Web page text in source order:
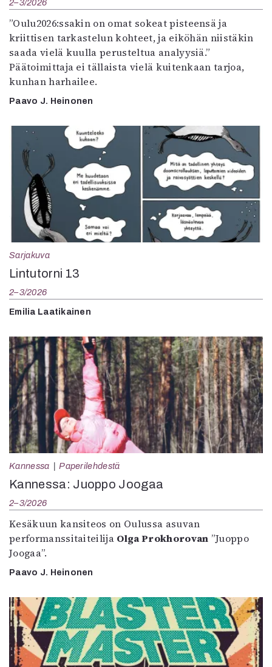
2–3/2026
”Oulu2026:ssakin on omat sokeat pisteensä ja
kriittisen tarkastelun kohteet, ja eiköhän niistäkin
saada vielä kuulla perusteltua analyysiä.”
Päätoimittaja ei tällaista vielä kuitenkaan tarjoa,
kunhan harhailee.
Paavo J. Heinonen
Sarjakuva
Lintutorni 13
2–3/2026
Emilia Laatikainen
Kannessa Paperilehdestä
Kannessa: Juoppo Joogaa
2–3/2026
Kesäkuun kansiteos on Oulussa asuvan
performanssitaiteilija Olga Prokhorovan ”Juoppo
Joogaa”.
Paavo J. Heinonen